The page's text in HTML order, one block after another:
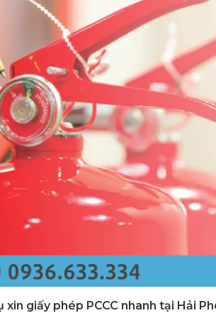
xin giấy phép PCCC nhanh tại Hải